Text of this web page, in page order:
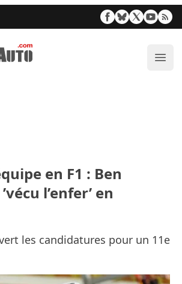
en F1 : Ben
l’enfer’ en
les candidatures pour un 11e